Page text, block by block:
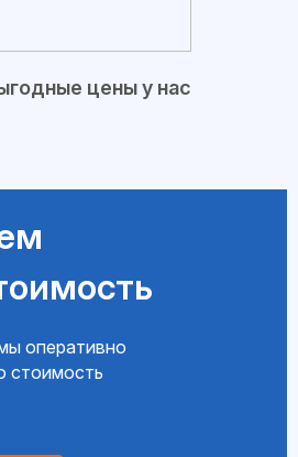
цены у нас
оперативно
стоимость